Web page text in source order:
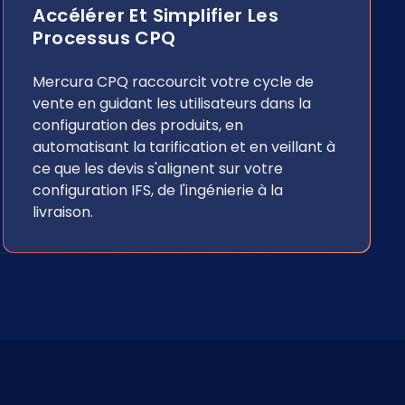
Accélérer Et Simplifier Les
Processus CPQ
Mercura CPQ raccourcit votre cycle de
vente en guidant les utilisateurs dans la
configuration des produits, en
automatisant la tarification et en veillant à
ce que les devis s'alignent sur votre
configuration IFS, de l'ingénierie à la
livraison.